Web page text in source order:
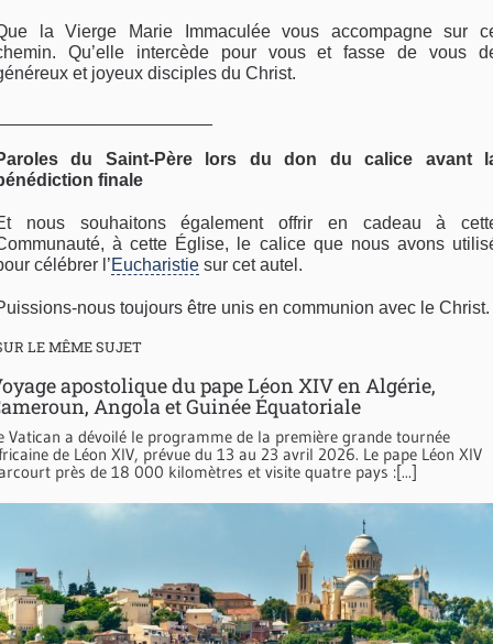
la Vierge Marie Immaculée vous accompagne sur
Qu’elle intercède pour vous et fasse de vous
et joyeux disciples du Christ.
du Saint-Père lors du don du calice avant
finale
nous souhaitons également offrir en cadeau à
à cette Église, le calice que nous avons
célébrer l’Eucharistie sur cet autel.
nous toujours être unis en communion avec le Christ.
LE MÊME SUJET
apostolique du pape Léon XIV en Algérie,
Angola et Guinée Équatoriale
Vatican a dévoilé le programme de la première grande tournée
de Léon XIV, prévue du 13 au 23 avril 2026. Le pape Léon XIV
près de 18 000 kilomètres et visite quatre pays :[...]